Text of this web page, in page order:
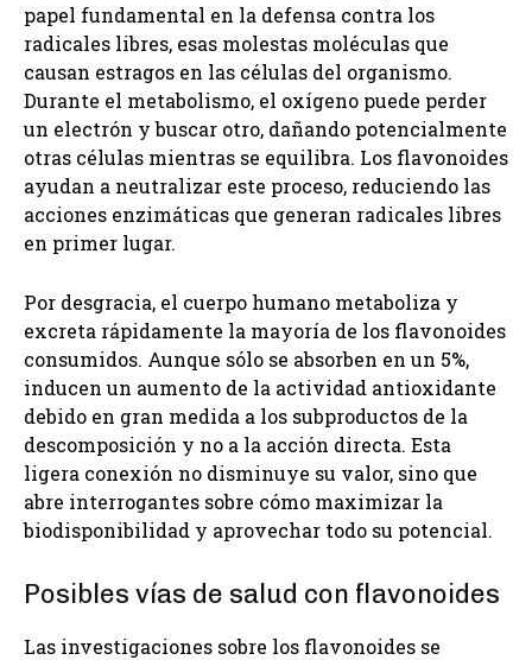
papel fundamental en la defensa contra los
radicales libres, esas molestas moléculas que
causan estragos en las células del organismo.
Durante el metabolismo, el oxígeno puede perder
un electrón y buscar otro, dañando potencialmente
otras células mientras se equilibra. Los flavonoides
ayudan a neutralizar este proceso, reduciendo las
acciones enzimáticas que generan radicales libres
en primer lugar.
Por desgracia, el cuerpo humano metaboliza y
excreta rápidamente la mayoría de los flavonoides
consumidos. Aunque sólo se absorben en un 5%,
inducen un aumento de la actividad antioxidante
debido en gran medida a los subproductos de la
descomposición y no a la acción directa. Esta
ligera conexión no disminuye su valor, sino que
abre interrogantes sobre cómo maximizar la
biodisponibilidad y aprovechar todo su potencial.
Posibles vías de salud con flavonoides
Las investigaciones sobre los flavonoides se